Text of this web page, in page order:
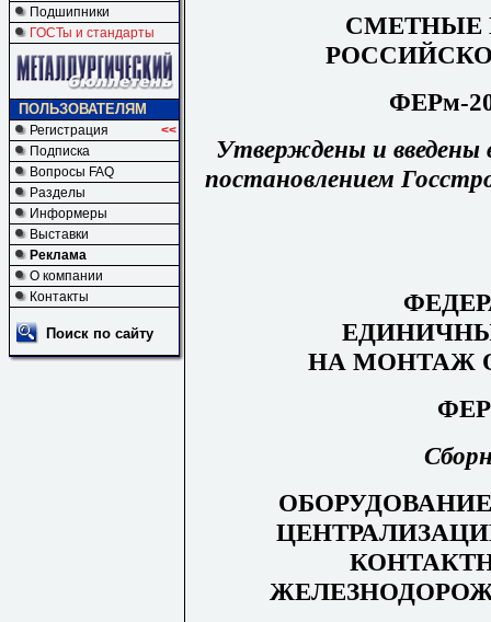
Подшипники
ГОСТы и стандарты
ПОЛЬЗОВАТЕЛЯМ
Регистрация
<<
Подписка
Вопросы FAQ
Разделы
Информеры
Выставки
Реклама
О компании
Контакты
Поиск по сайту
СМЕТНЫЕ
ФЕРм-2
Утверждены и введены
постановлением
НА МОНТАЖ